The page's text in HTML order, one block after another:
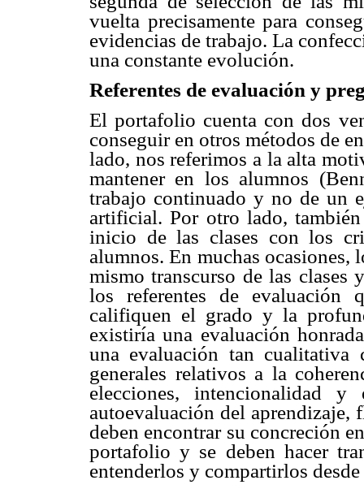
vuelta precisamente para
evidencias de trabajo. La
una constante evolución.
Referentes de evaluación y
El portafolio cuenta con dos
conseguir en otros métodos de
lado, nos referimos a la alta
mantener en los alumnos
trabajo continuado y no de un
artificial. Por otro lado,
inicio de las clases con los
alumnos. En muchas ocasiones,
mismo transcurso de las clases
los referentes de evaluación
califiquen el grado y la
existiría una evaluación
una evaluación tan cualitativa
generales relativos a la
elecciones, intencionalidad
autoevaluación del
deben encontrar su concreción
portafolio y se deben hacer
entenderlos y compartirlos